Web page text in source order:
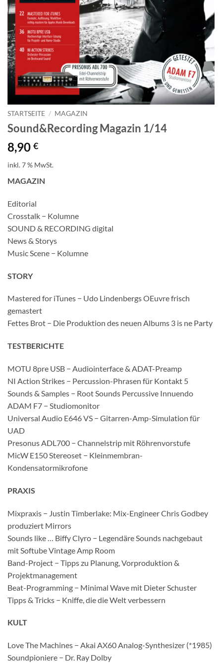
STARTSEITE / MAGAZIN
Sound&Recording Magazin 1/14
8,90 €
inkl. 7 % MwSt.
MAGAZIN
Editorial
Crosstalk − Kolumne
SOUND & RECORDING digital
News & Storys
Music Scene − Kolumne
STORY
Mastered for iTunes − Udo Lindenbergs OEuvre frisch
gemastert
Fettes Brot − Die Produktion des neuen Albums 3 is ne Party
TESTBERICHTE
MOTU 8pre USB − Audiointerface & ADAT-Preamp
NI Action Strikes − Percussion-Phrasen für Kontakt 5
Sounds & Samples − Root Sounds Percussive Innuendo
ADAM F7 − Studiomonitor
Universal Audio E646 VS − Gitarren-Amp-Simulation für
UAD
Presonus ADL700 − Channelstrip mit Röhrenvorstufe
MicW E150 Stereoset − Kleinmembran-
Kondensatormikrofone
PRAXIS
Mixpraxis − Justin Timberlake: Mix-Engineer Chris Godbey
produziert Mirrors
Sounds like … Biffy Clyro − Legendäre Sounds nachgebaut
mit Softube Vintage Amp Room
Band-Project − Tipps zu Planung, Vorproduktion &
Projektmanagement
Beat-Programming − Minimal Wave mit Dieter Schuster
Tipps & Tricks − Kniffe, die die Welt verbessern
KULT
Love The Machines − Akai AX60 Analog-Synthesizer (*1985)
Soundpioniere − Dr. Ray Dolby